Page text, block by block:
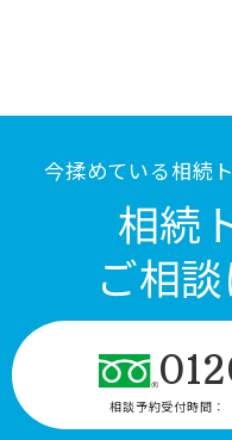
今揉めている相続
相続
ご相
相談予約受付時間：